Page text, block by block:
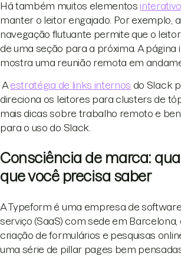
Há também muitos elementos
manter o leitor engajado. Por exemplo,
navegação flutuante permite que o
de uma seção para a próxima. A página
mostra uma reunião remota em
A estratégia de links internos do Slack
direciona os leitores para clusters de
mais dicas sobre trabalho remoto e
para o uso do Slack.
Consciência de marca:
que você precisa saber
A Typeform é uma empresa de
serviço (SaaS) com sede em
criação de formulários e pesquisas
uma série de pillar pages bem